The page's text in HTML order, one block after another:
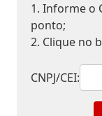
1. Informe o
ponto;
2. Clique no
CNPJ/CEI: